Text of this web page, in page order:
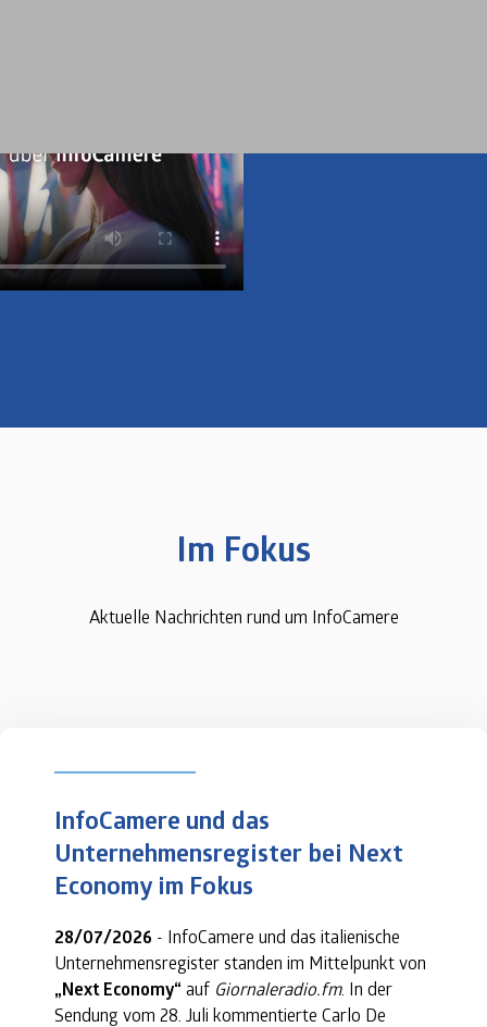
Im Fokus
Aktuelle Nachrichten rund um InfoCamere
InfoCamere und das
Unternehmensregister bei Next
Economy im Fokus
28/07/2026 - InfoCamere und das italienische
Unternehmensregister
„Next Economy“ auf Giornaleradio.fm. In der
Sendung vom 28. Juli kommentierte Carlo De